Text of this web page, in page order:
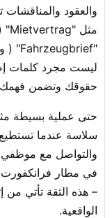
والعقود والمناقشات
مثل "Mietvertrag" (عقد الإيجار) في مجال
"Fahrzeugbrief" ( وثيقة السيارة) عند شراء
ليست مجرد كلمات
حقوقك وتضمن فهمك
حتى عملية بسيطة
سلاسة عندما
والتواصل مع
في مطار
– هذه الثقة تأتي من
الواقعية.